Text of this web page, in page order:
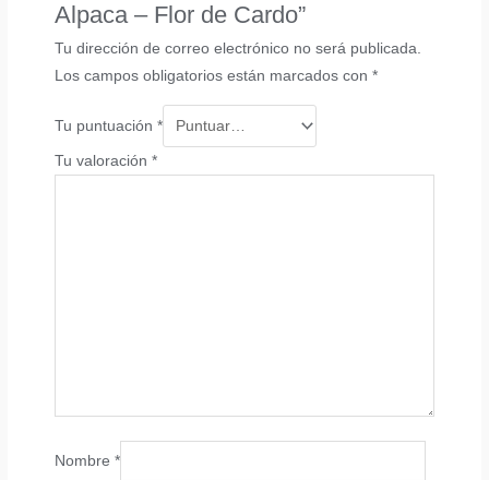
Alpaca – Flor de Cardo”
Tu dirección de correo electrónico no será publicada.
Los campos obligatorios están marcados con*
Tu puntuación*
Tu valoración*
Nombre*